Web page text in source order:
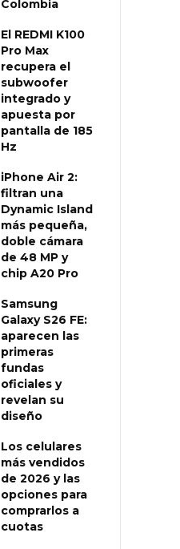
Colombia
El REDMI K100
Pro Max
recupera el
subwoofer
integrado y
apuesta por
pantalla de 185
Hz
iPhone Air 2:
filtran una
Dynamic Island
más pequeña,
doble cámara
de 48 MP y
chip A20 Pro
Samsung
Galaxy S26 FE:
aparecen las
primeras
fundas
oficiales y
revelan su
diseño
Los celulares
más vendidos
de 2026 y las
opciones para
comprarlos a
cuotas